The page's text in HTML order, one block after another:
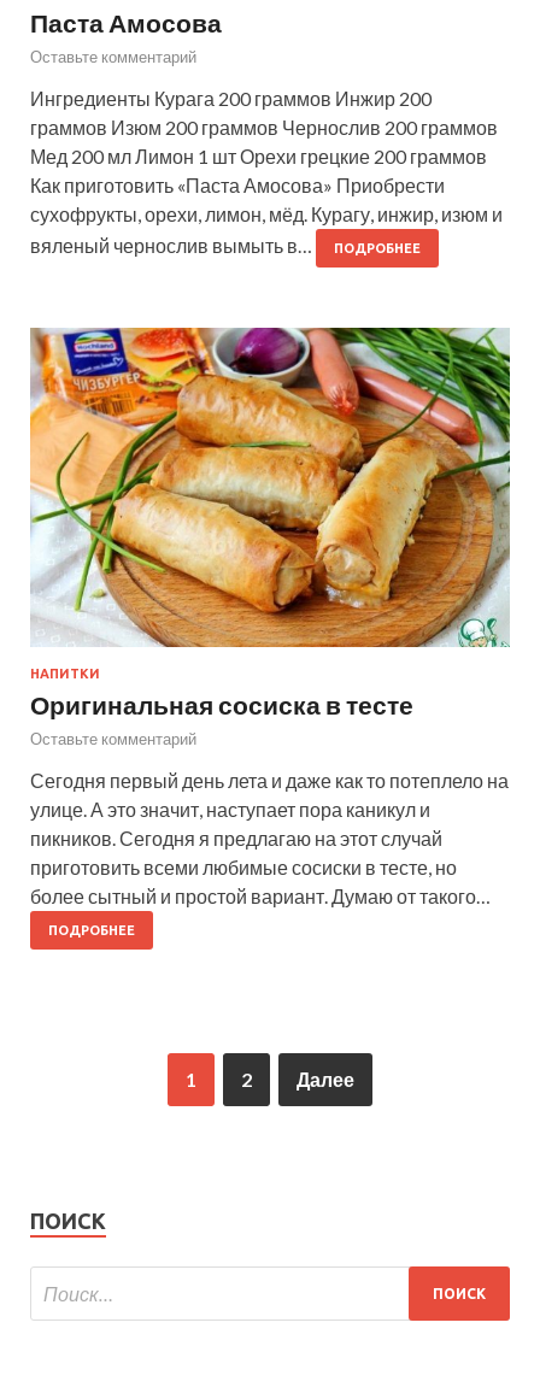
Паста Амосова
Оставьте комментарий
Ингредиенты Курага 200 граммов Инжир 200
граммов Изюм 200 граммов Чернослив 200 граммов
Мед 200 мл Лимон 1 шт Орехи грецкие 200 граммов
Как приготовить «Паста Амосова» Приобрести
сухофрукты, орехи, лимон, мёд. Курагу, инжир, изюм и
вяленый чернослив вымыть в…
ПОДРОБНЕЕ
НАПИТКИ
Оригинальная сосиска в тесте
Оставьте комментарий
Сегодня первый день лета и даже как то потеплело на
улице. А это значит, наступает пора каникул и
пикников. Сегодня я предлагаю на этот случай
приготовить всеми любимые сосиски в тесте, но
более сытный и простой вариант. Думаю от такого…
ПОДРОБНЕЕ
1 2 Далее
ПОИСК